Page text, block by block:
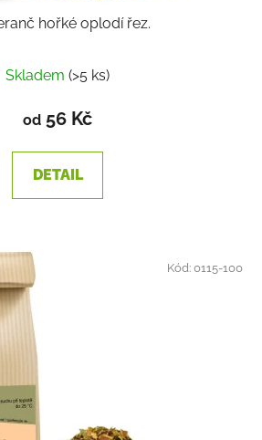
hořké oplodí řez.
Skladem (>5 ks)
od 56 Kč
DETAIL
Kód:0115-100